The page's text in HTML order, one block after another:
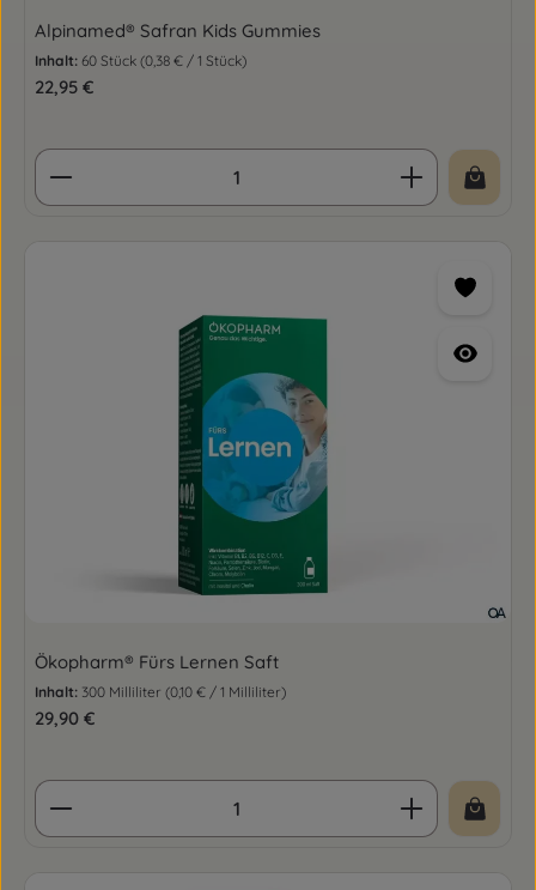
Alpinamed® Safran Kids Gummies
Inhalt: 60 Stück (0,38 € / 1 Stück)
Regulärer Preis:
22,95 €
Produkt Anzahl: Gib den gewünschten Wert
Ökopharm® Fürs Lernen Saft
Inhalt: 300 Milliliter (0,10 € / 1 Milliliter)
Regulärer Preis:
29,90 €
Produkt Anzahl: Gib den gewünschten Wert